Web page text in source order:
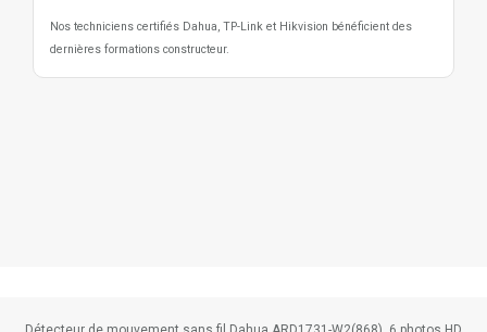
Nos techniciens certifiés Dahua, TP-Link et Hikvision bénéficient des
dernières formations constructeur.